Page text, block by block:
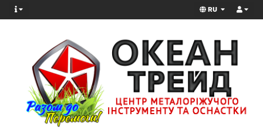
RU